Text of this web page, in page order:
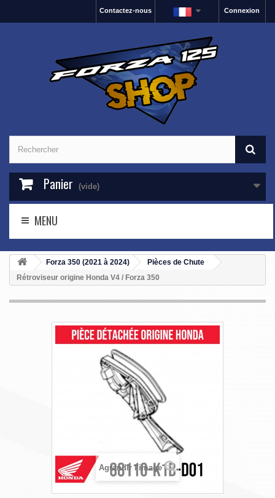
Connexion
Contactez-nous
Panier (vide)
MENU
Forza 350 (2021 à 2024)
Pièces de Chute
Rétroviseur origine Honda V4 / Forza 350
Agrandir l'image